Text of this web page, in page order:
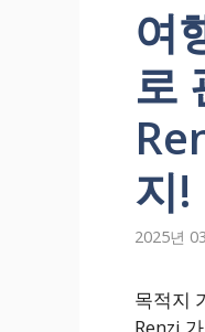
여
로
지!
2025년
목적지